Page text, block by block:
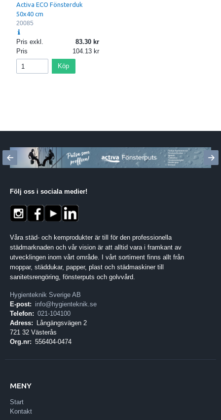
Activa ECO Fönsterduk
50x40 cm
20085
Pris exkl.
83.30
Pris
104.13
Köp
Följ oss i sociala medier!
Våra städ- och kemprodukter är till för den professionella
städmarknaden och vår vision är att alltid vara i framkant av
utvecklingen inom vårt område. I vårt sortiment finns allt från
moppar, städdukar, papper, plast och städmaskiner till
sanitetsrengöring, fönsterputs och golvvård.
Hygienteknik Sverige AB
E-post: info@hygienteknik.se
Telefon: 021-104100
Adress:
Långängsvägen 2
721 32 Västerås
Org.nr: 556404-0474
MENY
Start
Kontakt